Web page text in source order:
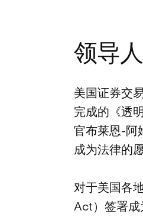
领导
美国证券交
完成的《透
官布莱恩-阿
成为法律的愿
对于美国各
Act）签署